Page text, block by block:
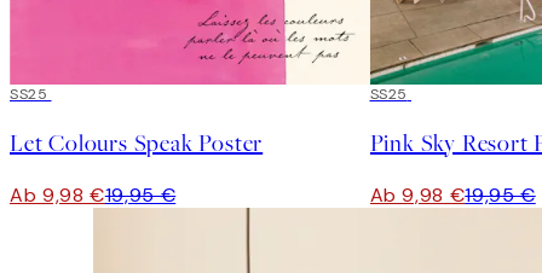
50%*
SS25
Let Colours Speak Poster
Ab 9,98 €19,95 €
50%*
SS25
Pink Sky Resort
Ab 9,98 €19,95 €